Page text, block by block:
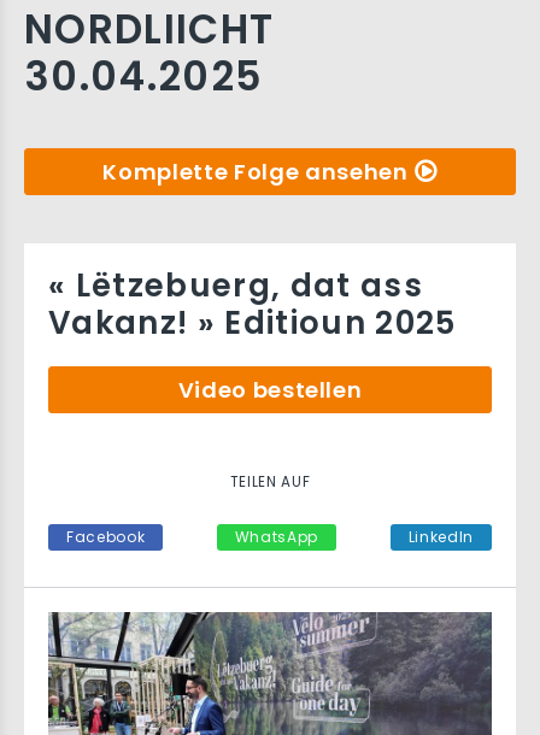
NORDLIICHT
30.04.2025
Komplette Folge ansehen
« Lëtzebuerg, dat ass
Vakanz! » Editioun 2025
Video bestellen
TEILEN AUF
Facebook WhatsApp LinkedIn